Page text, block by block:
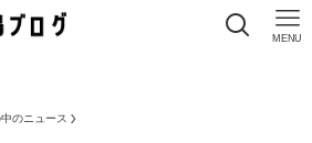
MENU
のニュース